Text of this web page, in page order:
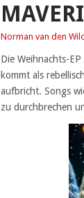
Norman van den
Die Weihnachts-
kommt als
aufbricht. Songs
zu durchbrechen